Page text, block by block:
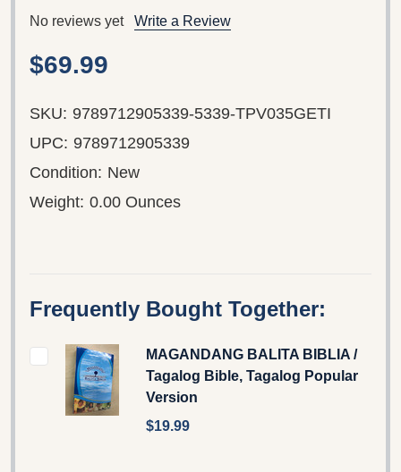
No reviews yet Write a Review
$69.99
SKU: 9789712905339-5339-TPV035GETI
UPC: 9789712905339
Condition: New
Weight: 0.00 Ounces
Frequently Bought Together:
MAGANDANG BALITA BIBLIA /
Tagalog Bible, Tagalog Popular
Version
$19.99